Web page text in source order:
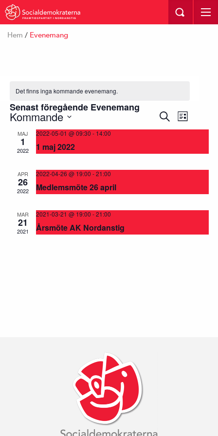
FRAMTIDSPARTIET I NORDANSTIG
Hem / Evenemang
Det finns inga kommande evenemang.
Evenemang
Search
Views
Navigation
Sök Lista
Kommande
Välj
datum.
Senast föregående Evenemang
MAJ
1
2022
2022-05-01 @ 09:30 - 14:00
1 maj 2022
APR
26
2022
2022-04-26 @ 19:00 -21:00
Medlemsmöte 26 april
MAR
21
2021
2021-03-21 @ 19:00 -21:00
Årsmöte AK Nordanstig